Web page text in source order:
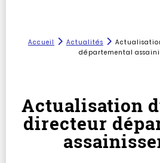
Accueil Actualités
départemental
Actualisation
directeur